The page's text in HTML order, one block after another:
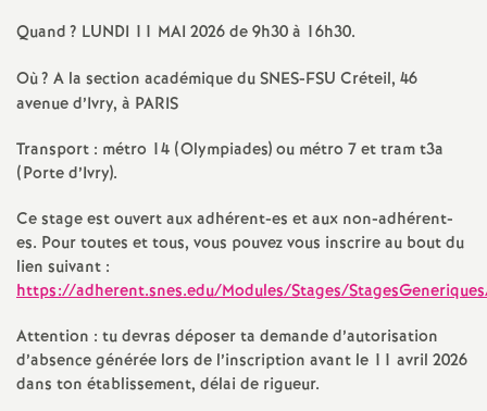
e
s
E
n
s
e
i
Quand? LUNDI 11 MAI 2026 de 9h30 à 16h30.
Où? A la section académique duSNES-FSU Créteil, 46
avenue d’Ivry, à PARIS
Transport : métro 14 (Olympiades) ou métro 7 et tram t3a
(Porte d’Ivry).
Ce stage est ouvert aux adhérent-es et aux non-adhérent-
es. Pour toutes et tous, vous pouvez vous inscrire au bout du
lien suivant :
https://adherent.snes.edu/Modules/Stages/
Attention : tu devras déposer ta demande d’autorisation
d’absence générée lors de l’inscription avant le 11 avril 2026
dans ton établissement, délai de rigueur.